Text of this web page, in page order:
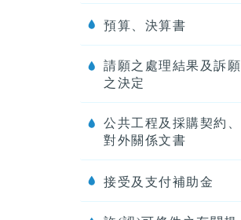
預算、決算書
請願之處理結果及訴願
之決定
公共工程及採購契約、
對外關係文書
接受及支付補助金